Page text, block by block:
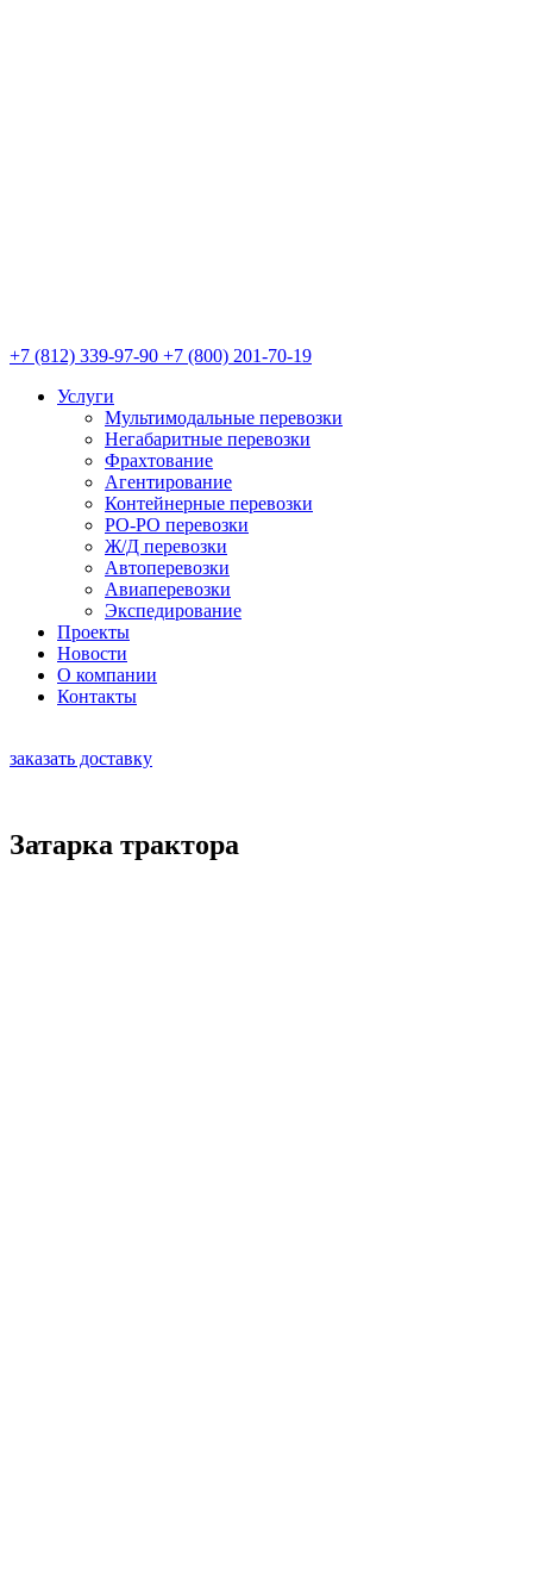
+7 (812) 339-97-90 +7 (800) 201-70-19
Услуги
Мультимодальные перевозки
Негабаритные перевозки
Фрахтование
Агентирование
Контейнерные перевозки
РО-РО перевозки
Ж/Д перевозки
Автоперевозки
Авиаперевозки
Экспедирование
Проекты
Новости
О компании
Контакты
заказать доставку
Затарка трактора